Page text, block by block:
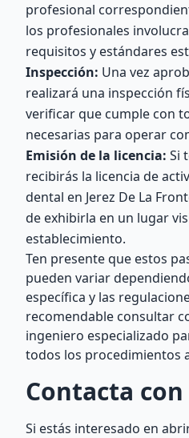
profesional
los profesionales
requisitos y estándares
Inspección: Una vez
realizará una inspección
verificar que cumple con
necesarias para operar
Emisión de la licencia: Si
recibirás la licencia de
dental en Jerez De La
de exhibirla en un lugar
establecimiento.
Ten presente que estos
pueden variar
específica y las
recomendable consultar
ingeniero especializado
todos los procedimientos
Contacta
Si estás interesado en